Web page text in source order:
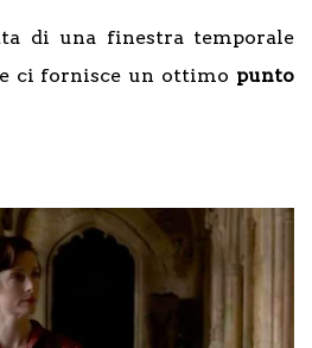
di una finestra temporale
ci fornisce un ottimo punto